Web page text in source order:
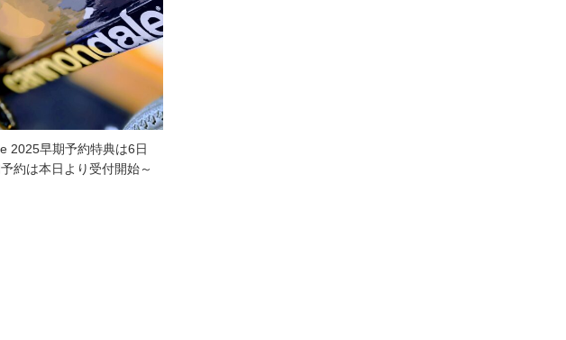
2025早期予約特典は6日
約は本日より受付開始～